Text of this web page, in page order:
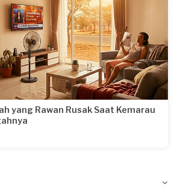
yang Rawan Rusak Saat Kemarau